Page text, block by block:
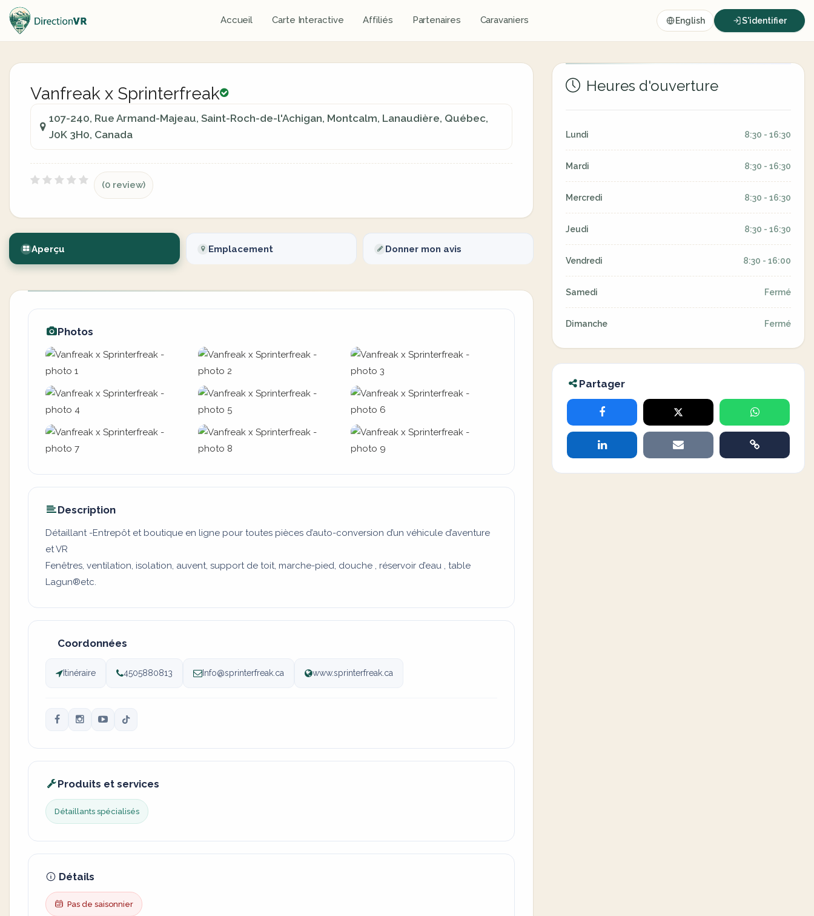
Accueil Carte Interactive Affiliés Partenaires Caravaniers English S'identifier
Vanfreak x Sprinterfreak
107-240, Rue Armand-Majeau, Saint-Roch-de-l'Achigan, Montcalm, Lanaudière, Québec,
J0K 3H0, Canada
(0 review)
Aperçu Emplacement Donner mon avis
Photos
Description
Détaillant -Entrepôt et boutique en ligne pour toutes pièces d’auto-conversion d’un véhicule d’aventure
et VR
Fenêtres, ventilation, isolation, auvent, support de toit, marche-pied, douche , réservoir d’eau , table
Lagun®️etc.
Coordonnées
Itinéraire 4505880813 Info@sprinterfreak.ca www.sprinterfreak.ca
Produits et services
Détaillants spécialisés
Détails
Pas de saisonnier
Heures d'ouverture
Lundi 8:30 - 16:30
Mardi 8:30 - 16:30
Mercredi 8:30 - 16:30
Jeudi 8:30 - 16:30
Vendredi 8:30 - 16:00
Samedi Fermé
Dimanche Fermé
Partager